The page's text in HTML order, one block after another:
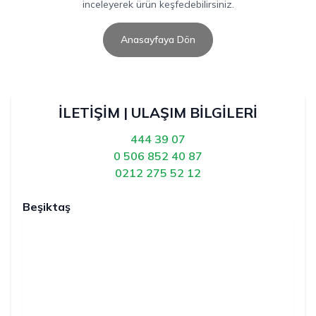
inceleyerek ürün keşfedebilirsiniz.
Anasayfaya Dön
İLETİŞİM | ULAŞIM BİLGİLERİ
444 39 07
0 506 852 40 87
0212 275 52 12
Beşiktaş